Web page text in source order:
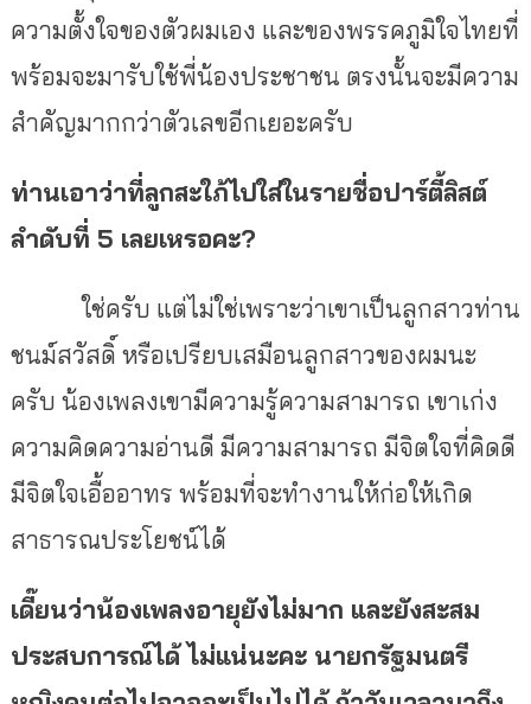
ความตั้งใจของตัวผมเอง และของพรรคภูมิใจไทยที่
พร้อมจะมารับใช้พี่น้องประชาชน ตรงนั้นจะมีความ
สำคัญมากกว่าตัวเลขอีกเยอะครับ
ท่านเอาว่าที่ลูกสะใภ้ไปใส่ในรายชื่อปาร์ตี้ลิสต์
ลำดับที่ 5 เลยเหรอคะ?
ใช่ครับ แต่ไม่ใช่เพราะว่าเขาเป็นลูกสาวท่าน
ชนม์สวัสดิ์ หรือเปรียบเสมือนลูกสาวของผมนะ
ครับ น้องเพลงเขามีความรู้ความสามารถ เขาเก่ง
ความคิดความอ่านดี มีความสามารถ มีจิตใจที่คิดดี
มีจิตใจเอื้ออาทร พร้อมที่จะทำงานให้ก่อให้เกิด
สาธารณประโยชน์ได้
เดี๊ยนว่าน้องเพลงอายุยังไม่มาก และยังสะสม
ประสบการณ์ได้ ไม่แน่นะคะ นายกรัฐมนตรี